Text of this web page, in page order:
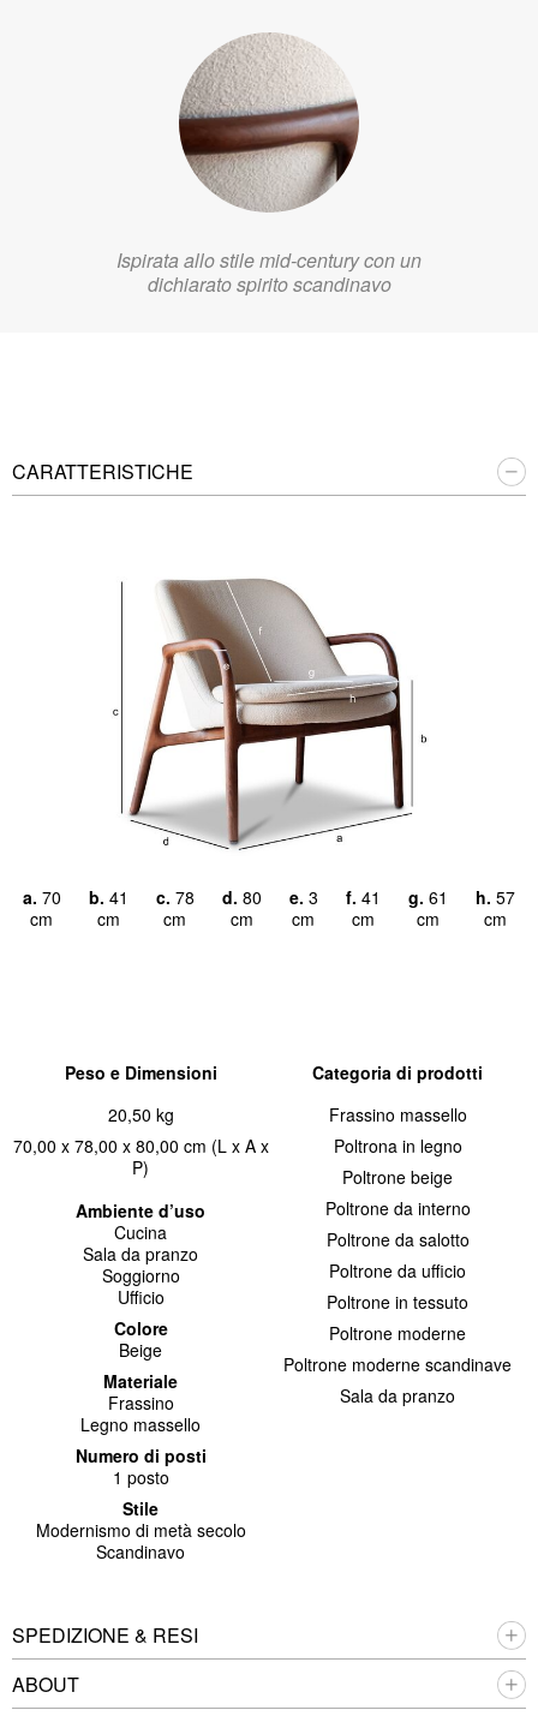
Ispirata allo stile mid-century con un
dichiarato spirito scandinavo
CARATTERISTICHE
a. 70
cm
b. 41
cm
c. 78
cm
d. 80
cm
e. 3
cm
f. 41
cm
g. 61
cm
h. 57
cm
Peso e Dimensioni
20,50 kg
70,00 x 78,00 x 80,00 cm (L x A x
P)
Ambiente d’uso
Cucina
Sala da pranzo
Soggiorno
Ufficio
Colore
Beige
Materiale
Frassino
Legno massello
Numero di posti
1 posto
Stile
Modernismo di metà secolo
Scandinavo
Categoria di prodotti
Frassino massello
Poltrona in legno
Poltrone beige
Poltrone da interno
Poltrone da salotto
Poltrone da ufficio
Poltrone in tessuto
Poltrone moderne
Poltrone moderne scandinave
Sala da pranzo
SPEDIZIONE & RESI
ABOUT